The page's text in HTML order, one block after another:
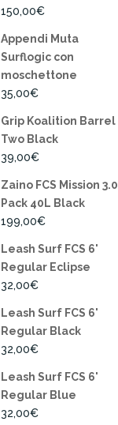
150,00€
Appendi Muta
Surflogic con
moschettone
35,00€
Grip Koalition Barrel
Two Black
39,00€
Zaino FCS Mission 3.0
Pack 40L Black
199,00€
Leash Surf FCS 6'
Regular Eclipse
32,00€
Leash Surf FCS 6'
Regular Black
32,00€
Leash Surf FCS 6'
Regular Blue
32,00€